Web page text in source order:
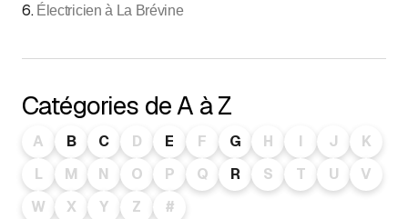
6. Électricien à La Brévine
Catégories de A à Z
A B C D E F G H I J
K
L
M N O P Q R S T U
V
W
X Y Z #